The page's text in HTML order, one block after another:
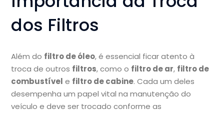
dos Filtros
Além do filtro de óleo, é essencial ficar atento à
troca de outros filtros, como o filtro de ar, filtro de
combustível e filtro de cabine. Cada um deles
desempenha um papel vital na manutenção do
veículo e deve ser trocado conforme as